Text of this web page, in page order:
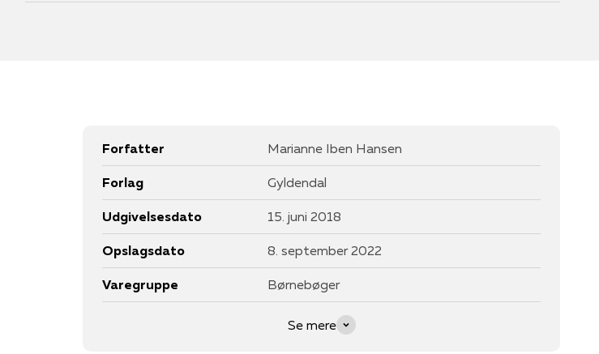
Forfatter Marianne Iben Hansen
Forlag Gyldendal
Udgivelsesdato 15. juni 2018
Opslagsdato 8. september 2022
Varegruppe Børnebøger
Se mere